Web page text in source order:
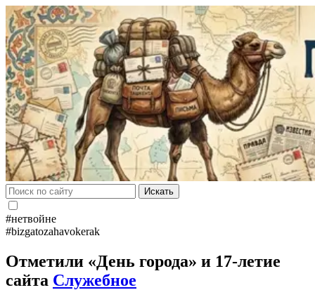
Искать
#нетвойне
#bizgatozahavokerak
Отметили «День города» и 17-летие
сайта Служебное